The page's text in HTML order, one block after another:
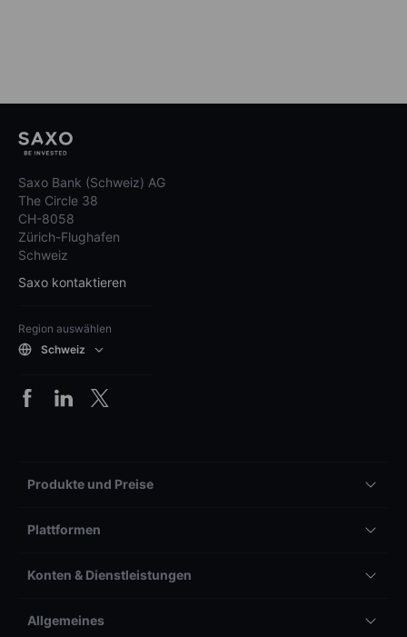
Saxo Bank (Schweiz) AG
The Circle 38
CH-8058
Zürich-Flughafen
Schweiz
Saxo kontaktieren
Region auswählen
Schweiz
Produkte und Preise
Plattformen
Konten & Dienstleistungen
Allgemeines